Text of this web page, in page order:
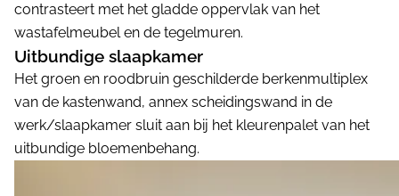
contrasteert met het gladde oppervlak van het
wastafelmeubel en de tegelmuren.
Uitbundige slaapkamer
Het groen en roodbruin geschilderde berkenmultiplex
van de kastenwand, annex scheidingswand in de
werk/slaapkamer sluit aan bij het kleurenpalet van het
uitbundige bloemenbehang.